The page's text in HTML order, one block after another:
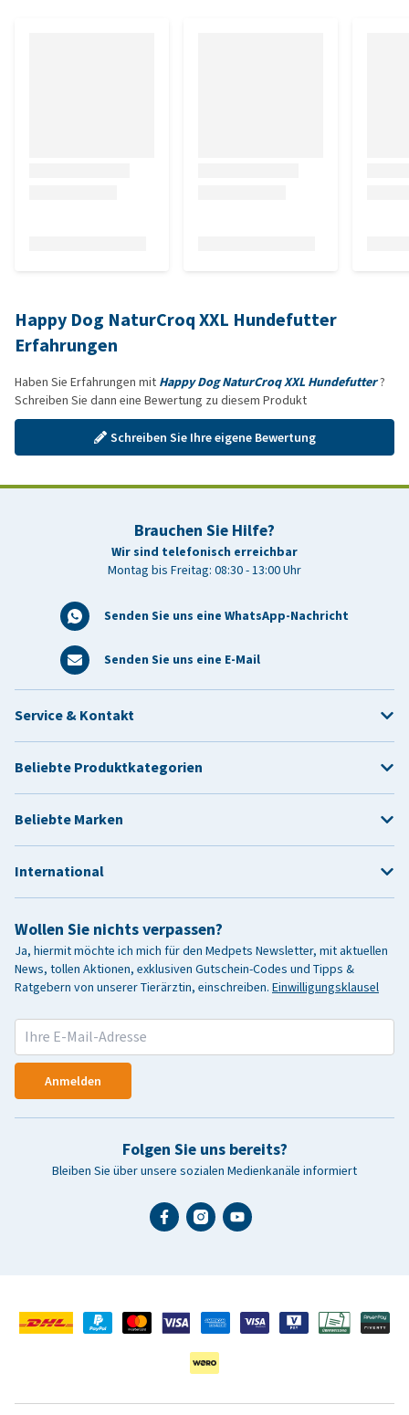
Happy Dog NaturCroq XXL Hundefutter
Erfahrungen
Haben Sie Erfahrungen mit Happy Dog NaturCroq XXL Hundefutter?
Schreiben Sie dann eine Bewertung zu diesem Produkt
Schreiben Sie Ihre eigene Bewertung
Brauchen Sie Hilfe?
Wir sind telefonisch erreichbar
Montag bis Freitag: 08:30 - 13:00 Uhr
Senden Sie uns eine WhatsApp-Nachricht
Senden Sie uns eine E-Mail
Wollen Sie nichts verpassen?
Ja, hiermit möchte ich mich für den Medpets Newsletter, mit aktuellen
News, tollen Aktionen, exklusiven Gutschein-Codes und Tipps &
Ratgebern von unserer Tierärztin, einschreiben. Einwilligungsklausel
Anmelden
Folgen Sie uns bereits?
Bleiben Sie über unsere sozialen Medienkanäle informiert
Service & Kontakt
Beliebte Produktkategorien
Beliebte Marken
International